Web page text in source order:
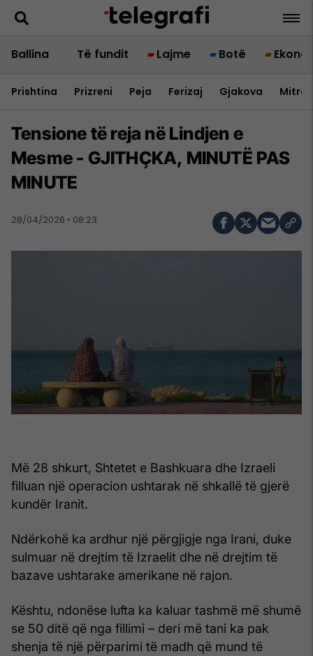
Ballina Të fundit Lajme Botë
Prishtina Prizreni Peja Ferizaj Gjakova
Tensione të reja në Lindjen e
Mesme - GJITHÇKA, MINUTË PAS
MINUTE
28/04/2026 • 08:23
Më 28 shkurt, Shtetet e Bashkuara dhe Izraeli
filluan një operacion ushtarak në shkallë të gjerë
kundër Iranit.
Ndërkohë ka ardhur një përgjigje nga Irani, duke
sulmuar në drejtim të Izraelit dhe në drejtim të
bazave ushtarake amerikane në rajon.
Kështu, ndonëse lufta ka kaluar tashmë më shumë
se 50 ditë që nga fillimi – deri më tani ka pak
shenja të një përparimi të madh që mund të